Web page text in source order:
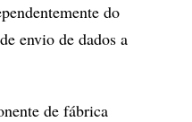
do
envio de dados a
de fábrica